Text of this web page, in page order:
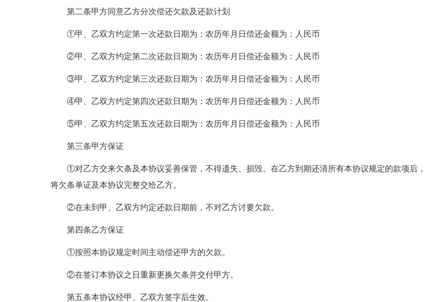
第二条甲方同意乙方分次偿还欠款及还款计划
①甲、乙双方约定第一次还款日期为：农历年月日偿还金额为：人民币
②甲、乙双方约定第二次还款日期为：农历年月日偿还金额为：人民币
③甲、乙双方约定第三次还款日期为：农历年月日偿还金额为：人民币
④甲、乙双方约定第四次还款日期为：农历年月日偿还金额为：人民币
⑤甲、乙双方约定第五次还款日期为：农历年月日偿还金额为：人民币
第三条甲方保证
①对乙方交来欠条及本协议妥善保管，不得遗失、损毁。在乙方到期还清所有本协议规定的款项后，
将欠条单证及本协议完整交给乙方。
②在未到甲、乙双方约定还款日期前，不对乙方讨要欠款。
第四条乙方保证
①按照本协议规定时间主动偿还甲方的欠款。
②在签订本协议之日重新更换欠条并交付甲方。
第五条本协议经甲、乙双方签字后生效。